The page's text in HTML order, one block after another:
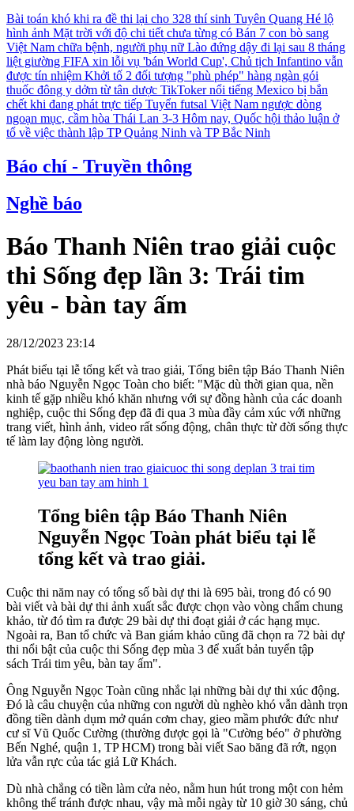
Bài toán khó khi ra đề thi lại cho 328 thí sinh Tuyên Quang Hé lộ
hình ảnh Mặt trời với độ chi tiết chưa từng có Bán 7 con bò sang
Việt Nam chữa bệnh, người phụ nữ Lào đứng dậy đi lại sau 8 tháng
liệt giường FIFA xin lỗi vụ 'bán World Cup', Chủ tịch Infantino vẫn
được tín nhiệm Khởi tố 2 đối tượng "phù phép" hàng ngàn gói
thuốc đông y dởm từ tân dược TikToker nổi tiếng Mexico bị bắn
chết khi đang phát trực tiếp Tuyển futsal Việt Nam ngược dòng
ngoạn mục, cầm hòa Thái Lan 3-3 Hôm nay, Quốc hội thảo luận ở
tổ về việc thành lập TP Quảng Ninh và TP Bắc Ninh
Báo chí - Truyền thông
Nghề báo
Báo Thanh Niên trao giải cuộc
thi Sống đẹp lần 3: Trái tim
yêu - bàn tay ấm
28/12/2023 23:14
Phát biểu tại lễ tổng kết và trao giải, Tổng biên tập Báo Thanh Niên
nhà báo Nguyễn Ngọc Toàn cho biết: "Mặc dù thời gian qua, nền
kinh tế gặp nhiều khó khăn nhưng với sự đồng hành của các doanh
nghiệp, cuộc thi Sống đẹp đã đi qua 3 mùa đầy cảm xúc với những
trang viết, hình ảnh, video rất sống động, chân thực từ đời sống thực
tế làm lay động lòng người.
Tổng biên tập Báo Thanh Niên
Nguyễn Ngọc Toàn phát biểu tại lễ
tổng kết và trao giải.
Cuộc thi năm nay có tổng số bài dự thi là 695 bài, trong đó có 90
bài viết và bài dự thi ảnh xuất sắc được chọn vào vòng chấm chung
khảo, từ đó tìm ra được 29 bài dự thi đoạt giải ở các hạng mục.
Ngoài ra, Ban tổ chức và Ban giám khảo cũng đã chọn ra 72 bài dự
thi nổi bật của cuộc thi Sống đẹp mùa 3 để xuất bản tuyển tập
sách Trái tim yêu, bàn tay ấm".
Ông Nguyễn Ngọc Toàn cũng nhắc lại những bài dự thi xúc động.
Đó là câu chuyện của những con người dù nghèo khó vẫn dành trọn
đồng tiền dành dụm mở quán cơm chay, gieo mầm phước đức như
cư sĩ Vũ Quốc Cường (thường được gọi là "Cường béo" ở phường
Bến Nghé, quận 1, TP HCM) trong bài viết Sao băng đã rớt, ngọn
lửa vẫn rực của tác giả Lữ Khách.
Dù nhà chẳng có tiền làm cửa nẻo, nằm hun hút trong một con hẻm
không thể tránh được nhau, vậy mà mỗi ngày từ 10 giờ 30 sáng, chủ